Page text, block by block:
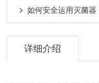
如何安全运用灭菌器
详细介绍